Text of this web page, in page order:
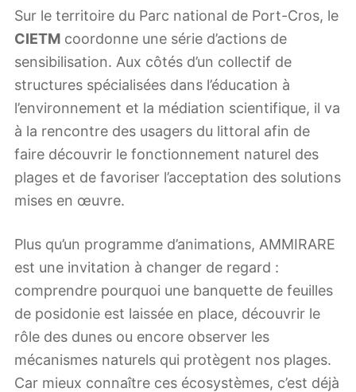
Sur le territoire du Parc national de Port-Cros, le
CIETM coordonne une série d’actions de
sensibilisation. Aux côtés d’un collectif de
structures spécialisées dans l’éducation à
l’environnement et la médiation scientifique, il va
à la rencontre des usagers du littoral afin de
faire découvrir le fonctionnement naturel des
plages et de favoriser l’acceptation des solutions
mises en œuvre.
Plus qu’un programme d’animations, AMMIRARE
est une invitation à changer de regard :
comprendre pourquoi une banquette de feuilles
de posidonie est laissée en place, découvrir le
rôle des dunes ou encore observer les
mécanismes naturels qui protègent nos plages.
Car mieux connaître ces écosystèmes, c’est déjà